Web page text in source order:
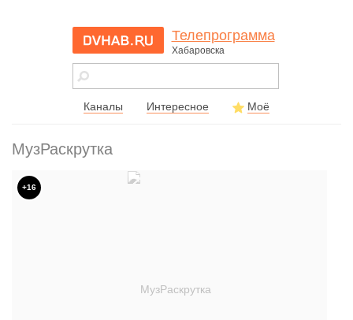
dvhab.ru - сайт
города
Телепрограмма
Хабаровска
Каналы Интересное Моё
МузРаскрутка
+16